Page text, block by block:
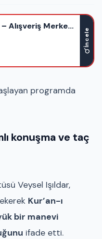
Alışveriş Merkezi
Rezidans
İncele
programda
konuşma ve taç
Veysel Işıldar,
Kur’an-ı
bir manevi
ifade etti.